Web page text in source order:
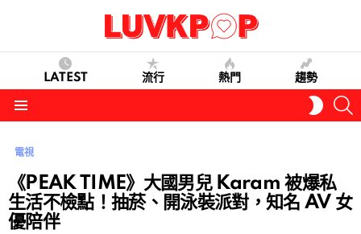
LATEST 流行 熱門 趨勢
SKIN
電視
《PEAK TIME》大國男兒 Karam 被爆私
生活不檢點！抽菸、開泳裝派對，知名 AV 女
優陪伴